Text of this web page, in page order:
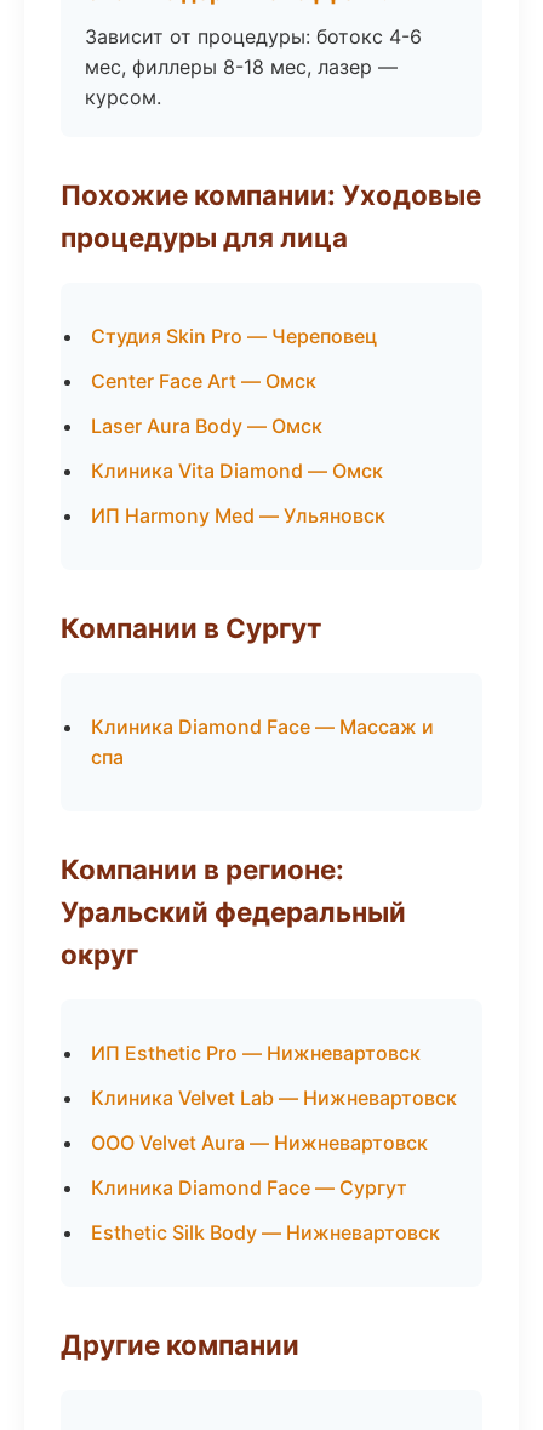
Зависит от процедуры: ботокс 4-6
мес, филлеры 8-18 мес, лазер —
курсом.
Похожие компании: Уходовые
процедуры для лица
Студия Skin Pro — Череповец
Center Face Art — Омск
Laser Aura Body — Омск
Клиника Vita Diamond — Омск
ИП Harmony Med — Ульяновск
Компании в Сургут
Клиника Diamond Face — Массаж и
спа
Компании в регионе:
Уральский федеральный
округ
ИП Esthetic Pro — Нижневартовск
Клиника Velvet Lab — Нижневартовск
ООО Velvet Aura — Нижневартовск
Клиника Diamond Face — Сургут
Esthetic Silk Body — Нижневартовск
Другие компании